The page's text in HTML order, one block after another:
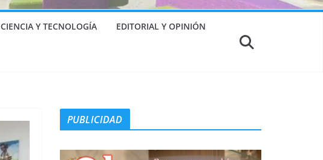
CIENCIA Y TECNOLOGÍA EDITORIAL Y OPINIÓN
PUBLICIDAD